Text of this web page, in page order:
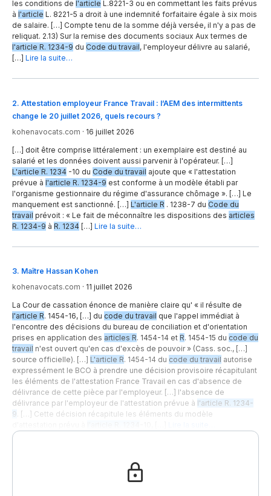
les conditions de l'article L.8221-3 ou en commettant les faits prévus
à l'article L. 8221-5 a droit à une indemnité forfaitaire égale à six mois
de salaire. […] Compte tenu de la somme déjà versée, il n'y a pas de
reliquat. 2.13) Sur la remise des documents sociaux Aux termes de
l'article R. 1234-9 du Code du travail, l'employeur délivre au salarié,
[…] Lire la suite…
2. Attestation employeur France Travail : l’AEM des intermittents
change le 20 juillet 2026, quels recours ?
kohenavocats.com · 16 juillet 2026
[…] doit être comprise littéralement : un exemplaire est destiné au
salarié et les données doivent aussi parvenir à l'opérateur. […]
L'article R. 1234 -10 du Code du travail ajoute que « l'attestation
prévue à l'article R. 1234-9 est conforme à un modèle établi par
l'organisme gestionnaire du régime d'assurance chômage ». […] Le
manquement est sanctionné. […] L'article R . 1238-7 du Code du
travail prévoit : « Le fait de méconnaître les dispositions des articles
R. 1234-9 à R. 1234 […] Lire la suite…
3. Maître Hassan Kohen
kohenavocats.com · 11 juillet 2026
La Cour de cassation énonce de manière claire qu' « il résulte de
l'article R. 1454-16, […] du code du travail que l'appel immédiat à
l'encontre des décisions du bureau de conciliation et d'orientation
prises en application des articles R. 1454-14 et R. 1454-15 du code du
travail n'est ouvert qu'en cas d'excès de pouvoir » (Cass. soc., […]
source officielle). […] L'article R. 1454-14 du code du travail autorise
expressément le BCO à prendre une décision provisoire récapitulant
les éléments de l'attestation France Travail en cas d'absence de
délivrance de cette pièce par l'employeur. […] l'absence de
délivrance par l'employeur de l'attestation prévue à l'article R. 1234-
9 . […] Cette décision récapitule les éléments du modèle